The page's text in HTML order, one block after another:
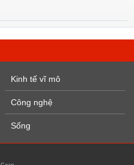
Kinh tế vĩ mô
Công nghệ
Sống